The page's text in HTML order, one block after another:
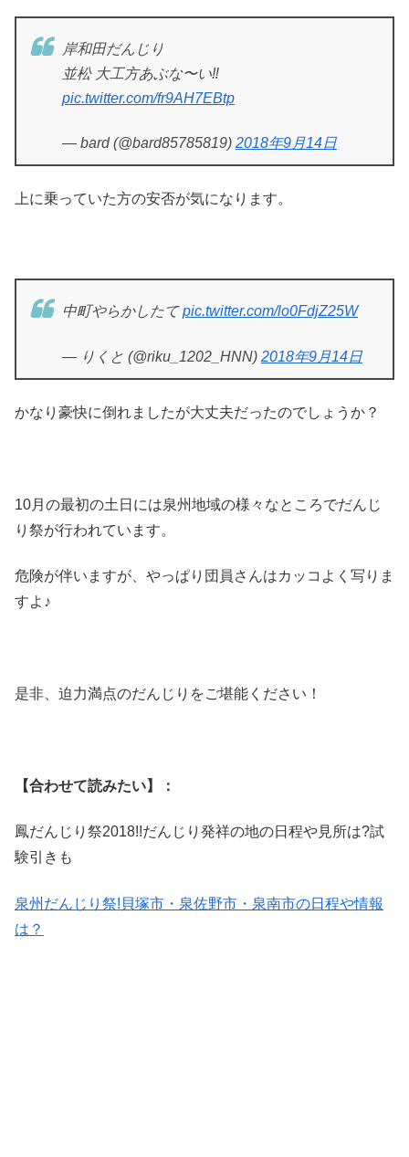
岸和田だんじり
並松 大工方あぶな〜い‼️
pic.twitter.com/fr9AH7EBtp
— bard (@bard85785819) 2018年9月14日
上に乗っていた方の安否が気になります。
中町やらかしたてpic.twitter.com/lo0FdjZ25W
— りくと (@riku_1202_HNN) 2018年9月14日
かなり豪快に倒れましたが大丈夫だったのでしょうか？
10月の最初の土日には泉州地域の様々なところでだんじ
り祭が行われています。
危険が伴いますが、やっぱり団員さんはカッコよく写りま
すよ♪
是非、迫力満点のだんじりをご堪能ください！
【合わせて読みたい】：
鳳だんじり祭2018!!だんじり発祥の地の日程や見所は?試
験引きも
泉州だんじり祭!貝塚市・泉佐野市・泉南市の日程や情報
は？